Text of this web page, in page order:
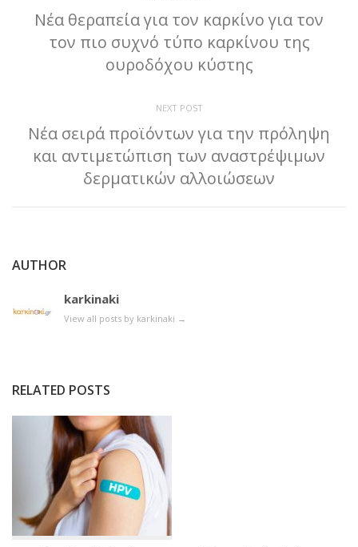
Νέα θεραπεία για τον καρκίνο για τον
τον πιο συχνό τύπο καρκίνου της
ουροδόχου κύστης
NEXT POST
Νέα σειρά προϊόντων για την πρόληψη
και αντιμετώπιση των αναστρέψιμων
δερματικών αλλοιώσεων
AUTHOR
karkinaki
View all posts by karkinaki →
RELATED POSTS